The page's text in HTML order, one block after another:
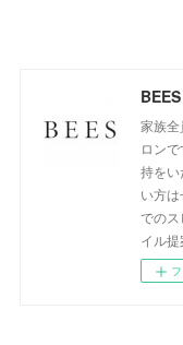
家族
ロン
持を
い方
での
イル提